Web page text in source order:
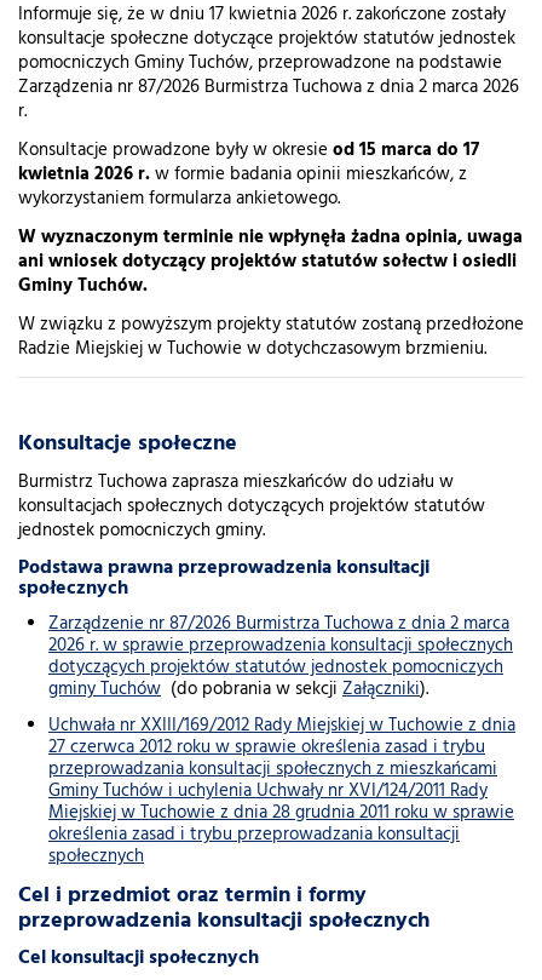
Informuje się, że w dniu 17 kwietnia 2026 r. zakończone zostały
konsultacje społeczne dotyczące projektów statutów jednostek
pomocniczych Gminy Tuchów, przeprowadzone na podstawie
Zarządzenia nr 87/2026 Burmistrza Tuchowa z dnia 2 marca 2026
r.
Konsultacje prowadzone były w okresieod 15 marca do 17
kwietnia 2026 r.w formie badania opinii mieszkańców, z
wykorzystaniem formularza ankietowego.
W wyznaczonym terminie nie wpłynęła żadna opinia, uwaga
ani wniosek dotyczący projektów statutów sołectw i osiedli
Gminy Tuchów.
W związku z powyższym projekty statutów zostaną przedłożone
Radzie Miejskiej w Tuchowie w dotychczasowym brzmieniu.
Konsultacje społeczne
Burmistrz Tuchowa zaprasza mieszkańców do udziału w
konsultacjach społecznych dotyczących projektów statutów
jednostek pomocniczych gminy.
Podstawa prawna przeprowadzenia konsultacji
społecznych
Zarządzenie nr 87/2026 Burmistrza Tuchowa z dnia 2 marca
2026 r. w sprawie przeprowadzenia konsultacji społecznych
dotyczących projektów statutów jednostek pomocniczych
gminy Tuchów (do pobrania w sekcji Załączniki).
Uchwała nr XXIII/169/2012 Rady Miejskiej w Tuchowie z dnia
27 czerwca 2012 roku w sprawie określenia zasad i trybu
przeprowadzania konsultacji społecznych z mieszkańcami
Gminy Tuchów i uchylenia Uchwały nr XVI/124/2011 Rady
Miejskiej w Tuchowie z dnia 28 grudnia 2011 roku w sprawie
określenia zasad i trybu przeprowadzania konsultacji
społecznych
Cel i przedmiot oraz termin i formy
przeprowadzenia konsultacji społecznych
Cel konsultacji społecznych